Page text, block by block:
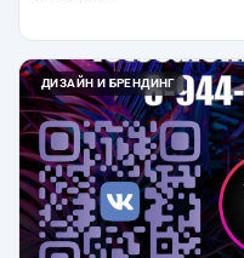
ДИЗАЙН И БРЕНДИНГ